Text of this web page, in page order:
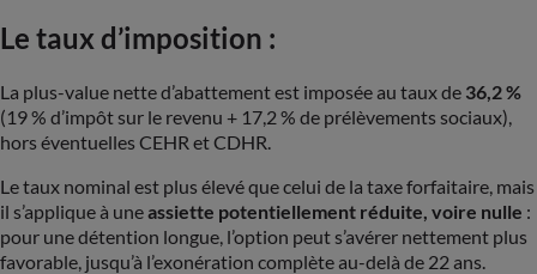
Le taux d’imposition :
La plus-value nette d’abattement est imposée au taux de 36,2 %
(19 % d’impôt sur le revenu + 17,2 % de prélèvements sociaux),
hors éventuelles CEHR et CDHR.
Le taux nominal est plus élevé que celui de la taxe forfaitaire, mais
il s’applique à uneassiette potentiellement réduite, voire nulle :
pour une détention longue, l’option peut s’avérer nettement plus
favorable, jusqu’à l’exonération complète au-delà de 22 ans.